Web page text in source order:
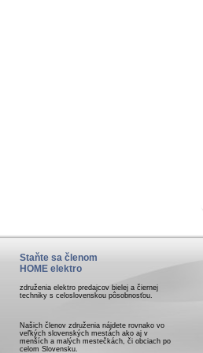
Staňte sa členom
HOME elektro
združenia elektro predajcov bielej a čiernej
techniky s celoslovenskou pôsobnosťou.
Našich členov združenia nájdete rovnako vo
veľkých slovenských mestách ako aj v
menších a malých mestečkách, či obciach po
celom Slovensku.